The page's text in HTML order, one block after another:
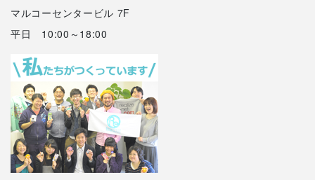
マルコーセンタービル 7F
平日 10:00～18:00